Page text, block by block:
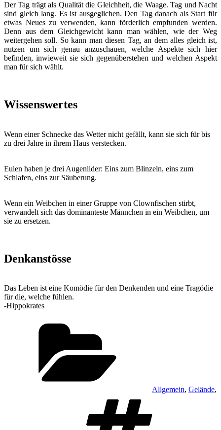
Der Tag trägt als Qualität die Gleichheit, die Waage. Tag und Nacht
sind gleich lang. Es ist ausgeglichen. Den Tag danach als Start für
etwas Neues zu verwenden, kann förderlich empfunden werden.
Denn aus dem Gleichgewicht kann man wählen, wie der Weg
weitergehen soll. So kann man diesen Tag, an dem alles gleich ist,
nutzen um sich genau anzuschauen, welche Aspekte sich hier
befinden, inwieweit sie sich gegenüberstehen und welchen Aspekt
man für sich wählt.
Wissenswertes
Wenn einer Schnecke das Wetter nicht gefällt, kann sie sich für bis
zu drei Jahre in ihrem Haus verstecken.
Eulen haben je drei Augenlider: Eins zum Blinzeln, eins zum
Schlafen, eins zur Säuberung.
Wenn ein Weibchen in einer Gruppe von Clownfischen stirbt,
verwandelt sich das dominanteste Männchen in ein Weibchen, um
sie zu ersetzen.
Denkanstösse
Das Leben ist eine Komödie für den Denkenden und eine Tragödie
für die, welche fühlen.
-Hippokrates
Allgemein, Gelände,